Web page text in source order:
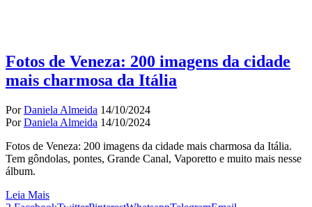
Fotos de Veneza: 200 imagens da cidade
mais charmosa da Itália
PorDaniela Almeida 14/10/2024
PorDaniela Almeida 14/10/2024
Fotos de Veneza: 200 imagens da cidade mais charmosa da Itália.
Tem gôndolas, pontes, Grande Canal, Vaporetto e muito mais nesse
álbum.
Leia Mais